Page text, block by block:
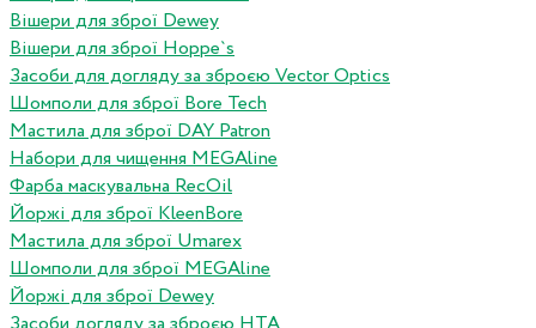
Вішери для зброї Dewey
Вішери для зброї Hoppe`s
Засоби для догляду за зброєю Vector Optics
Шомполи для зброї Bore Tech
Мастила для зброї DAY Patron
Набори для чищення MEGAline
Фарба маскувальна RecOil
Йоржі для зброї KleenBore
Мастила для зброї Umarex
Шомполи для зброї MEGAline
Йоржі для зброї Dewey